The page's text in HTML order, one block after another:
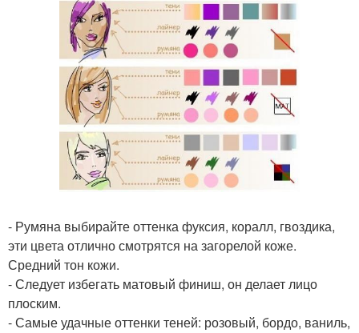
- Румяна выбирайте оттенка фуксия, коралл, гвоздика,
эти цвета отлично смотрятся на загорелой коже.
Средний тон кожи.
- Следует избегать матовый финиш, он делает лицо
плоским.
- Самые удачные оттенки теней: розовый, бордо, ваниль,